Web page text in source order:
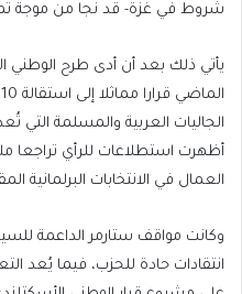
شروط في غزة- قد نجا من موجة
يأتي ذلك بعد أن أدى طرح الوطني
الجاليات العربية والمسلمة التي
أظهرت استطلاعات للرأي تراجعا
العمال في الانتخابات البرلمانية
وكانت مواقف ستارمر الداعمة
انتقادات حادة للحزب، فيما يُعد